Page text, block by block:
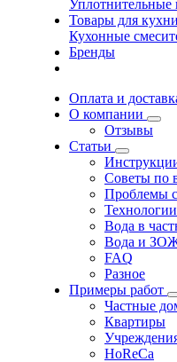
Уплотнительные
Товары для кухни
Кухонные
Бренды
Оплата и
О компании
Отзывы
Статьи
Советы по
Проблемы
Вода в
Вода и
FAQ
Разное
Примеры работ
Частные
Квартиры
HoReCa